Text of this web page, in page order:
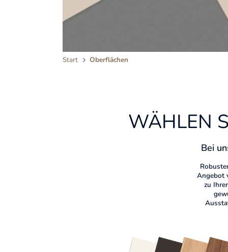
Start Oberflächen
WÄHLEN
Bei
Angebot
zu